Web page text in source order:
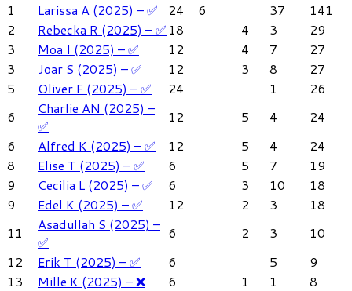
1
Larissa A (2025) – ✅ 24 6 37
141
2
Rebecka R (2025) – ✅18 4 3
29
3
Moa I (2025) – ✅ 12 4 7
27
3
Joar S (2025) – ✅ 12 3 8
27
5
Oliver F (2025) – ✅ 24 1
26
6
Charlie AN (2025) –
✅
12 5 4
24
6
Alfred K (2025) – ✅ 12 5 4
24
8
Elise T (2025) – ✅ 6 5 7
19
9
Cecilia L (2025) – ✅ 6 3 10
18
9
Edel K (2025) – ✅ 12 2 3
18
11
Asadullah S (2025) –
✅
6 2 3
10
12
Erik T (2025) – ✅ 6 5
9
13
Mille K (2025) – ❌ 6 1 1 8